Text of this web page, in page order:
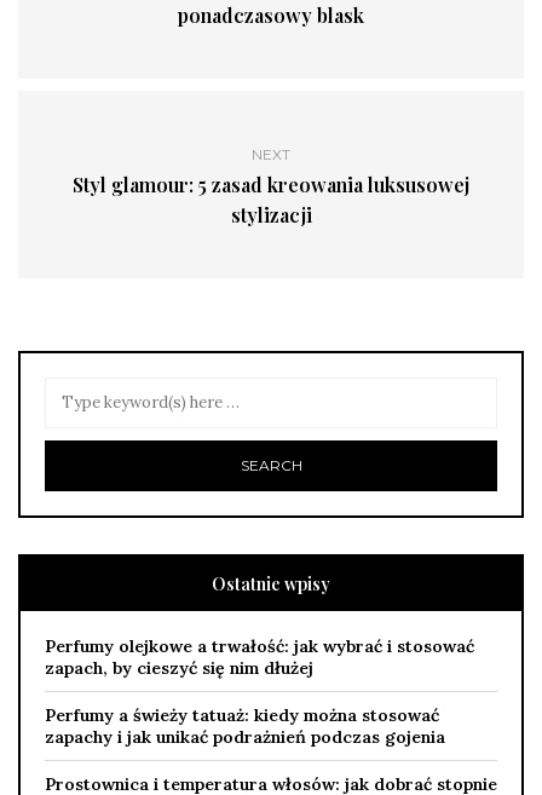
ponadczasowy blask
NEXT
Styl glamour: 5 zasad kreowania luksusowej
stylizacji
Ostatnie wpisy
Perfumy olejkowe a trwałość: jak wybrać i stosować
zapach, by cieszyć się nim dłużej
Perfumy a świeży tatuaż: kiedy można stosować
zapachy i jak unikać podrażnień podczas gojenia
Prostownica i temperatura włosów: jak dobrać stopnie